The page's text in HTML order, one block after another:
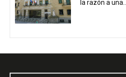
la razón a una...